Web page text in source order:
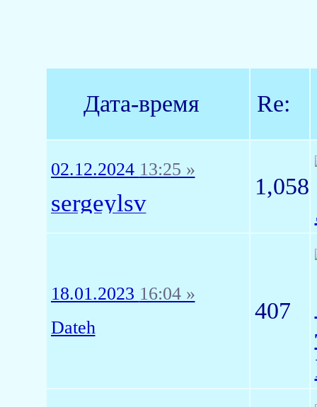
Дата-время Re:
02.12.2024 13:25 »
sergeylsv
1,058
18.01.2023 16:04 »
Dateh
407